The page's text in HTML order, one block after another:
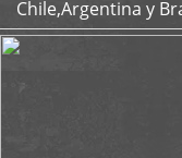
Chile,Argentina y